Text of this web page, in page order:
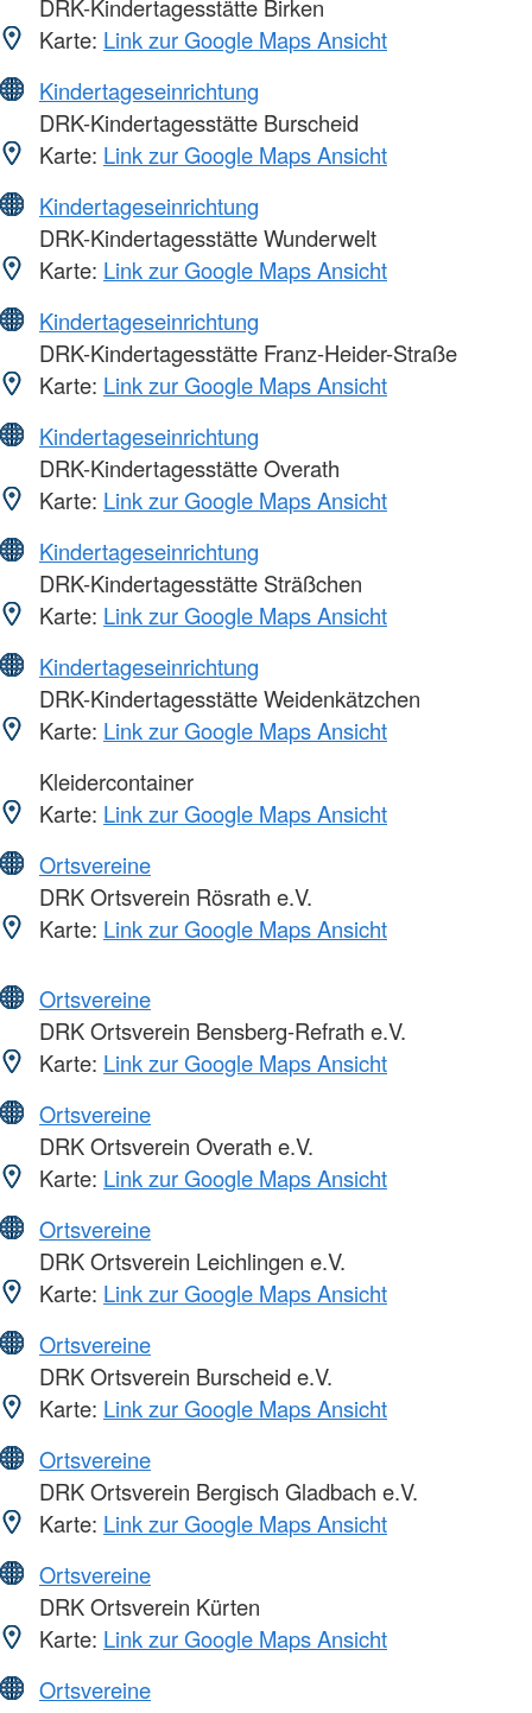
DRK-Kindertagesstätte Birken
Karte: Link zur Google Maps Ansicht
Kindertageseinrichtung
DRK-Kindertagesstätte Burscheid
Karte: Link zur Google Maps Ansicht
Kindertageseinrichtung
DRK-Kindertagesstätte Wunderwelt
Karte: Link zur Google Maps Ansicht
Kindertageseinrichtung
DRK-Kindertagesstätte Franz-Heider-Straße
Karte: Link zur Google Maps Ansicht
Kindertageseinrichtung
DRK-Kindertagesstätte Overath
Karte: Link zur Google Maps Ansicht
Kindertageseinrichtung
DRK-Kindertagesstätte Sträßchen
Karte: Link zur Google Maps Ansicht
Kindertageseinrichtung
DRK-Kindertagesstätte Weidenkätzchen
Karte: Link zur Google Maps Ansicht
Kleidercontainer
Karte: Link zur Google Maps Ansicht
Ortsvereine
DRK Ortsverein Rösrath e.V.
Karte: Link zur Google Maps Ansicht
Ortsvereine
DRK Ortsverein Bensberg-Refrath e.V.
Karte: Link zur Google Maps Ansicht
Ortsvereine
DRK Ortsverein Overath e.V.
Karte: Link zur Google Maps Ansicht
Ortsvereine
DRK Ortsverein Leichlingen e.V.
Karte: Link zur Google Maps Ansicht
Ortsvereine
DRK Ortsverein Burscheid e.V.
Karte: Link zur Google Maps Ansicht
Ortsvereine
DRK Ortsverein Bergisch Gladbach e.V.
Karte: Link zur Google Maps Ansicht
Ortsvereine
DRK Ortsverein Kürten
Karte: Link zur Google Maps Ansicht
Ortsvereine